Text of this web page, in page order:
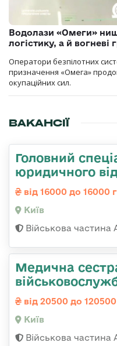
Водолази «Омеги»
логістику, а й вогневі
Оператори безпілотних
призначення «Омега»
окупаційних сил.
ВАКАНСІЇ
Головний
юридичного
від 16000 до 16000
Київ
Військова частина
Медична
від 20500 до
Київ
Військова частина